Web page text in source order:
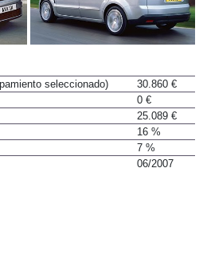
seleccionado)
30.860 €
0 €
25.089 €
16 %
7 %
06/2007